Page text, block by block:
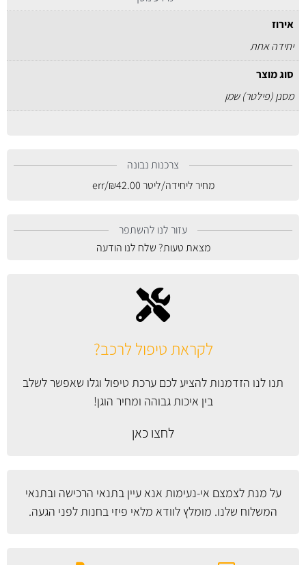
לקראת טיפול לרכב?
תנו לנו הזדמנות להציע לכם ערכת טיפול וגלו שאפשר לשלב
בין איכות גבוהה ומחיר הוגן!
לחצו כאן
על מנת לצמצם אי-נעימות אנא עייןבתנאי הרכישה ובתנאי
המשלוח שלנו. מומלץ לוודא מלאי פיזי בחנות לפני הגעה.
אירוז
יחידה אחת
סוג מוצר
מסנן (פילטר) שמן
צרכנות נבונה
מחיר ליחידה/ליטר
₪42.00
/err
עזור לנו להשתפר
מצאת טעות? שלח לנו הודעה